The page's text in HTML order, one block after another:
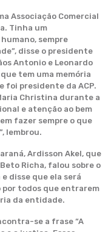
Associação Comercial
Tinha um
sempre
disse o presidente
Antonio e Leonardo
tem uma memória
foi presidente da ACP.
Christina durante a
e atenção ao bem
fazer sempre o que
lembrou.
Ardisson Akel, que
Richa, falou sobre o
disse que ela será
por todos que entrarem
da entidade.
se a frase “A